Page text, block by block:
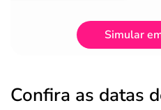
Simular
Confira as datas